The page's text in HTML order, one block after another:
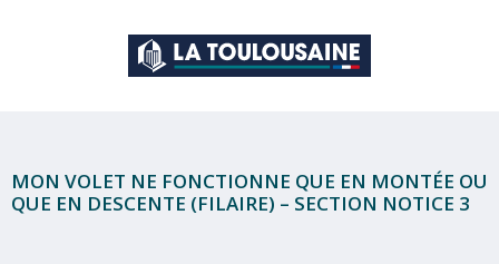
MON VOLET NE FONCTIONNE QUE EN MONTÉE OU
QUE EN DESCENTE (FILAIRE) – SECTION NOTICE 3